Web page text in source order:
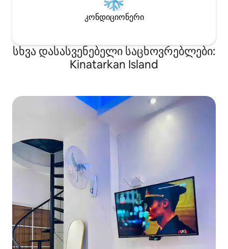
კონდიციონერი
სხვა დასასვენებელი საცხოვრებლები:
Kinatarkan Island